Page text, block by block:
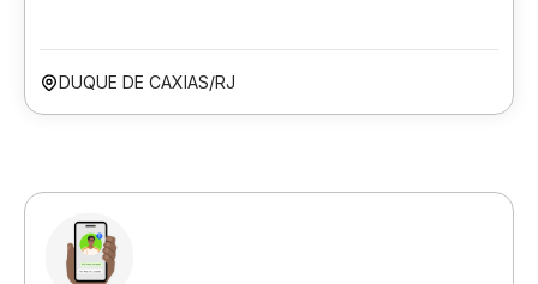
DUQUE DE CAXIAS/RJ